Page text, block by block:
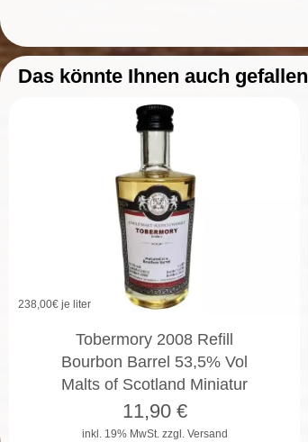
Das könnte Ihnen auch gefallen
238,00€ je liter
Tobermory 2008 Refill
Bourbon Barrel 53,5% Vol
Malts of Scotland Miniatur
inkl. 19% MwSt. zzgl. Versand
11,90€